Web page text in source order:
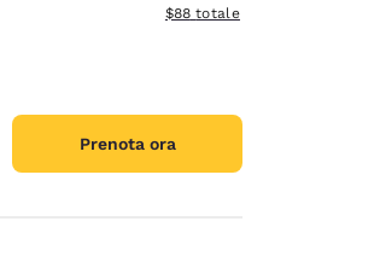
Visualizza i dettagli totali
$88 totale
Prenota ora